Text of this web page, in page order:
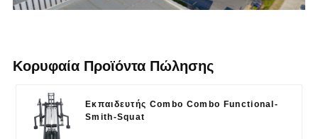
Κορυφαία Προϊόντα Πώλησης
Εκπαιδευτής Combo Combo Functional-
Smith-Squat